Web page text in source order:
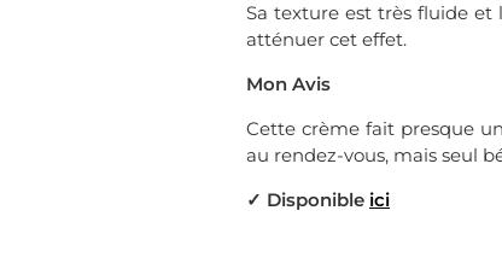
Sa texture est très fluide et
atténuer cet effet.
Mon Avis
Cette crème fait presque
au rendez-vous, mais seul
✓ Disponible ici